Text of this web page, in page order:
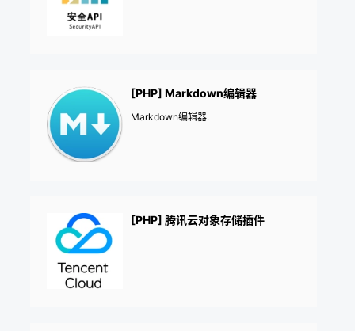
[PHP] Markdown编辑器
Markdown编辑器.
[PHP] 腾讯云对象存储插件